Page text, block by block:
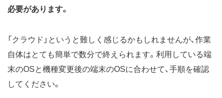
必要があります。
「クラウド」というと難しく感じるかもしれませんが、作業
自体はとても簡単で数分で終えられます。利用している端
末のOSと機種変更後の端末のOSに合わせて、手順を確認
してください。